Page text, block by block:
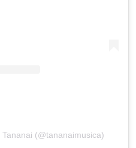
(@tananaimusica)